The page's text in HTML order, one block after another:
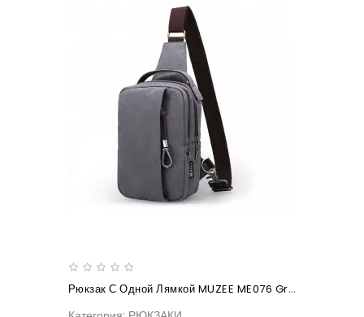
Рюкзак С Одной Лямкой MUZEE ME076 Gray